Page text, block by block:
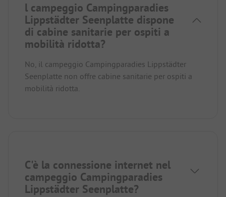
l campeggio Campingparadies
Lippstädter Seenplatte dispone
di cabine sanitarie per ospiti a
mobilità ridotta?
No, il campeggio Campingparadies Lippstädter
Seenplatte non offre cabine sanitarie per ospiti a
mobilità ridotta.
C'è la connessione internet nel
campeggio Campingparadies
Lippstädter Seenplatte?